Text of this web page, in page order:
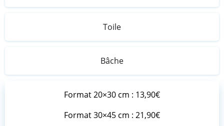
Toile
Bâche
Format 20×30 cm : 13,90€
Format 30×45 cm : 21,90€